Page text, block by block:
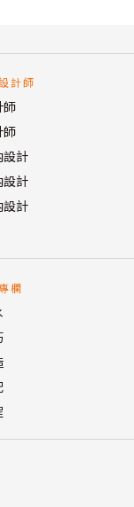
計師
師
師
設計
設計
設計
欄